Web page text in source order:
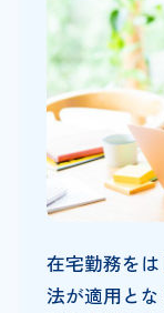
在宅勤務を
法が適用と